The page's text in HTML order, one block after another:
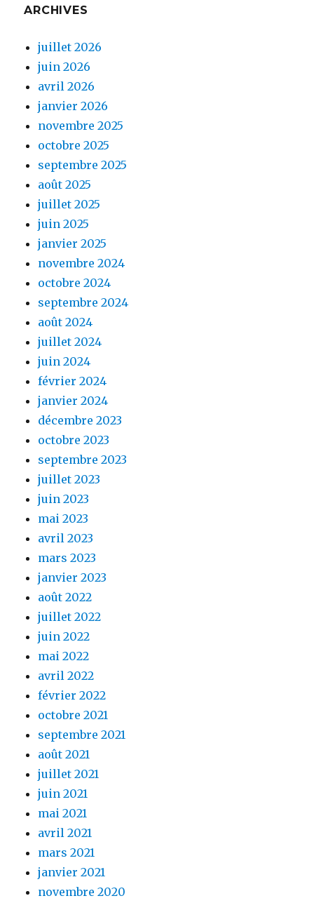
ARCHIVES
juillet 2026
juin 2026
avril 2026
janvier 2026
novembre 2025
octobre 2025
septembre 2025
août 2025
juillet 2025
juin 2025
janvier 2025
novembre 2024
octobre 2024
septembre 2024
août 2024
juillet 2024
juin 2024
février 2024
janvier 2024
décembre 2023
octobre 2023
septembre 2023
juillet 2023
juin 2023
mai 2023
avril 2023
mars 2023
janvier 2023
août 2022
juillet 2022
juin 2022
mai 2022
avril 2022
février 2022
octobre 2021
septembre 2021
août 2021
juillet 2021
juin 2021
mai 2021
avril 2021
mars 2021
janvier 2021
novembre 2020